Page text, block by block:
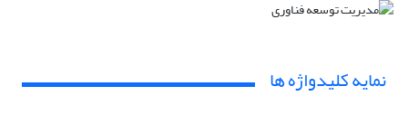
نمایه کلیدواژه ها